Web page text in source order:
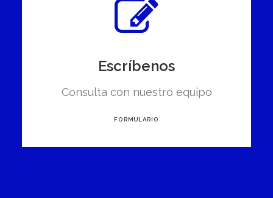
Escríbenos
Consulta con nuestro equipo
FORMULARIO